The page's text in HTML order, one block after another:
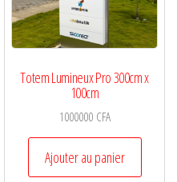
Totem Lumineux Pro 300cm x
100cm
1000000 CFA
Ajouter au panier